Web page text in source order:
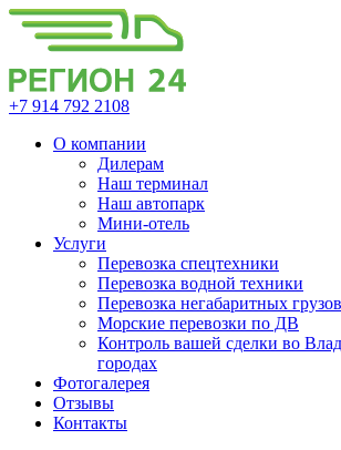
+7 914 792 2108
О компании
Дилерам
Наш терминал
Наш автопарк
Мини-отель
Услуги
Перевозка спецтехники
Перевозка водной техники
Перевозка негабаритных грузов
Морские перевозки по ДВ
Контроль вашей сделки во
городах
Фотогалерея
Отзывы
Контакты